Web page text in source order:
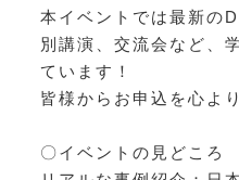
本イベントでは最新の
別講演、交流会など、
ています！
皆様からお申込を心よ
〇イベントの見どころ